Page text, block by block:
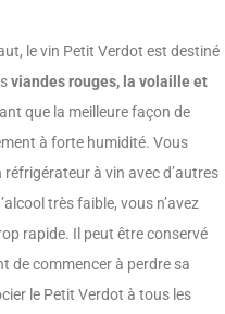
le vin Petit Verdot est destiné
viandes rouges, la volaille et
que la meilleure façon de
à forte humidité. Vous
à vin avec d’autres
très faible, vous n’avez
rapide. Il peut être conservé
de commencer à perdre sa
le Petit Verdot à tous les